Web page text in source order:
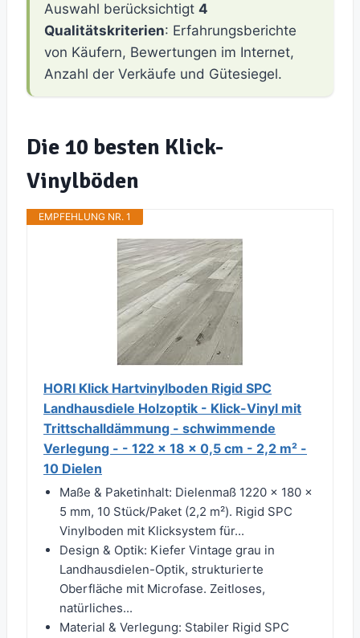
Auswahl berücksichtigt 4
Qualitätskriterien: Erfahrungsberichte
von Käufern, Bewertungen im Internet,
Anzahl der Verkäufe und Gütesiegel.
Die 10 besten Klick-
Vinylböden
EMPFEHLUNG NR. 1
HORI Klick Hartvinylboden Rigid SPC
Landhausdiele Holzoptik - Klick-Vinyl mit
Trittschalldämmung - schwimmende
Verlegung - - 122 x 18 x 0,5 cm - 2,2 m² -
10 Dielen
Maße & Paketinhalt: Dielenmaß 1220 × 180 ×
5 mm, 10 Stück/Paket (2,2 m²). Rigid SPC
Vinylboden mit Klicksystem für...
Design & Optik: Kiefer Vintage grau in
Landhausdielen-Optik, strukturierte
Oberfläche mit Microfase. Zeitloses,
natürliches...
Material & Verlegung: Stabiler Rigid SPC